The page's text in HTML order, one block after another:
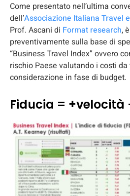
Come presentato nell’ultima
dell’Associazione Italiana Travel
Prof. Ascani di Format research,
preventivamente sulla base di
“Business Travel Index” ovvero
rischio Paese valutando i costi da
considerazione in fase di budget.
Fiducia = +velocità